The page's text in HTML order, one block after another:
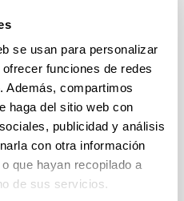
se usan para personalizar
funciones de redes
Además, compartimos
haga del sitio web con
publicidad y análisis
con otra información
que hayan recopilado a
de sus servicios.
un estudio piloto”.
Vasco. S-
del rendimiento en
el entrenamiento en
del Proyecto
de
2013
la fertilización y salud
2014